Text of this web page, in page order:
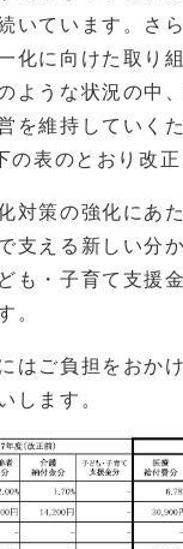
いています。さ
化に向けた取り
ような状況の中
を維持していく
の表のとおり改正
対策の強化にあ
支える新しい分
も・子育て支援
。
はご負担をおか
します。